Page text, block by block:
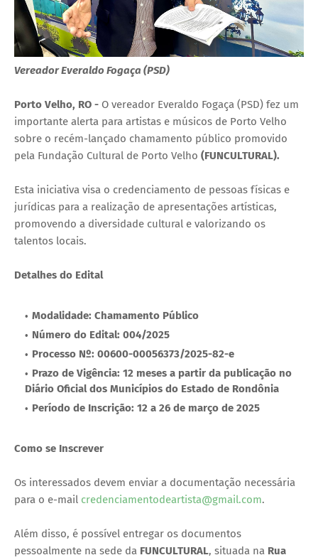
Vereador Everaldo Fogaça (PSD)
Porto Velho, RO - O vereador Everaldo Fogaça (PSD) fez um
importante alerta para artistas e músicos de Porto Velho
sobre o recém-lançado chamamento público promovido
pela Fundação Cultural de Porto Velho (FUNCULTURAL).
Esta iniciativa visa o credenciamento de pessoas físicas e
jurídicas para a realização de apresentações artísticas,
promovendo a diversidade cultural e valorizando os
talentos locais.
Detalhes do Edital
Modalidade: Chamamento Público
Número do Edital: 004/2025
Processo Nº: 00600-00056373/2025-82-e
Prazo de Vigência: 12 meses a partir da publicação no
Diário Oficial dos Municípios do Estado de Rondônia
Período de Inscrição: 12 a 26 de março de 2025
Como se Inscrever
Os interessados devem enviar a documentação necessária
para o e-mail credenciamentodeartista@gmail.com.
Além disso, é possível entregar os documentos
pessoalmente na sede da FUNCULTURAL, situada na Rua